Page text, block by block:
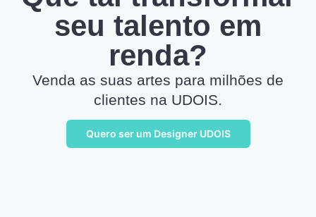
seu talento em
renda?
Venda as suas artes para milhões de
clientes na UDOIS.
Quero ser um Designer UDOIS